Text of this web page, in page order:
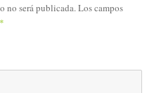
no será publicada.Los campos
*